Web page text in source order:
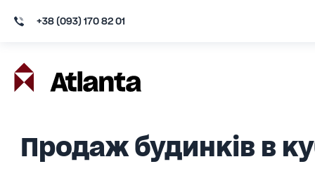
+38 (093) 170 82 01
Продаж будинків в